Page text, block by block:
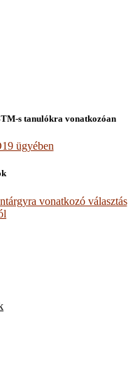
s tanulókra vonatkozóan
ügyében
vonatkozó választás